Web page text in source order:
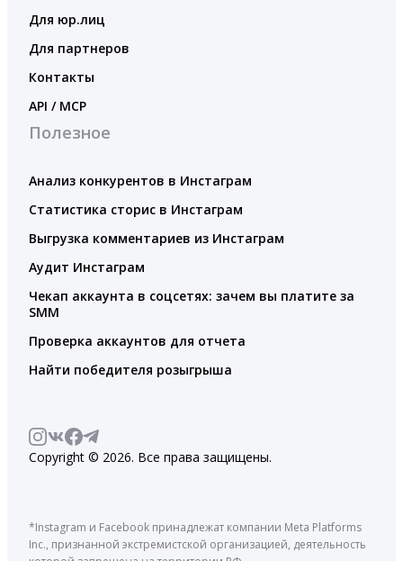
Для юр.лиц
Для партнеров
Контакты
API / MCP
Полезное
Анализ конкурентов в Инстаграм
Статистика сторис в Инстаграм
Выгрузка комментариев из Инстаграм
Аудит Инстаграм
Чекап аккаунта в соцсетях: зачем вы платите за
SMM
Проверка аккаунтов для отчета
Найти победителя розыгрыша
Copyright © 2026. Все права защищены.
*Instagram и Facebook принадлежат компании Meta Platforms
Inc., признанной экстремистской организацией, деятельность